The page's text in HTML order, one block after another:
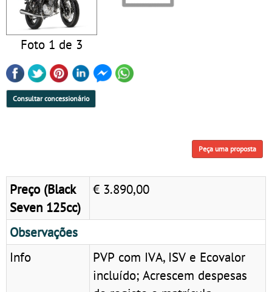
Foto 1 de 3
Consultar concessionário
Peça uma proposta
Preço (Black
Seven 125cc)
€ 3.890,00
Observações
Info
PVP com IVA, ISV e Ecovalor
incluído; Acrescem despesas